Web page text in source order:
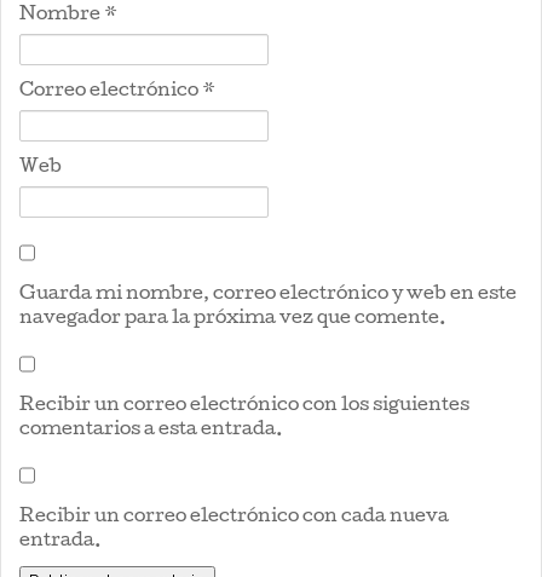
Nombre *
Correo electrónico *
Web
Guarda mi nombre, correo electrónico y web en este
navegador para la próxima vez que comente.
Recibir un correo electrónico con los siguientes
comentarios a esta entrada.
Recibir un correo electrónico con cada nueva
entrada.